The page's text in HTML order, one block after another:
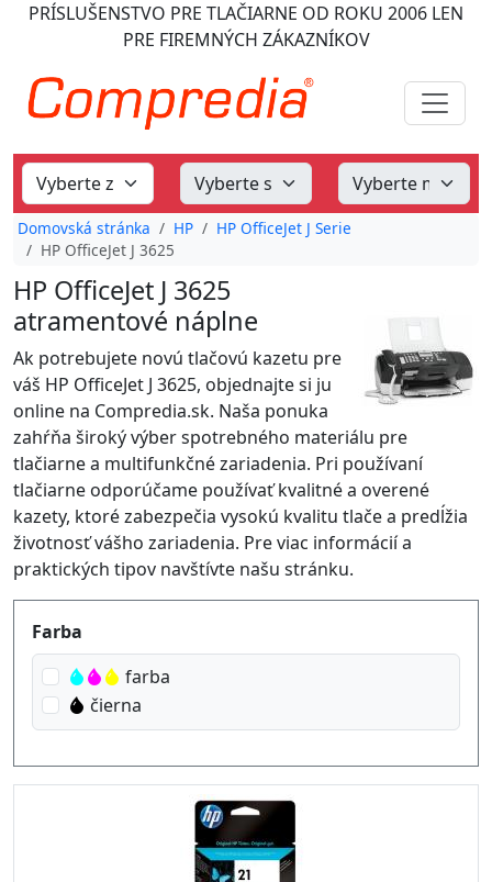
PRÍSLUŠENSTVO PRE TLAČIARNE OD ROKU 2006 LEN
PRE FIREMNÝCH ZÁKAZNÍKOV
Domovská stránka HP
HP OfficeJet J Serie
HP OfficeJet J 3625
HP OfficeJet J 3625
atramentové náplne
Ak potrebujete novú tlačovú kazetu pre
váš HP OfficeJet J 3625, objednajte si ju
online na Compredia.sk. Naša ponuka
zahŕňa široký výber spotrebného materiálu pre
tlačiarne a multifunkčné zariadenia. Pri používaní
tlačiarne odporúčame používať kvalitné a overené
kazety, ktoré zabezpečia vysokú kvalitu tlače a predĺžia
životnosť vášho zariadenia. Pre viac informácií a
praktických tipov navštívte našu stránku.
Produktfilter
Farba
farba
čierna